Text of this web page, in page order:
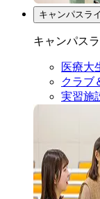
キャンパスラ
キャンパス
医療大
クラブ
実習施